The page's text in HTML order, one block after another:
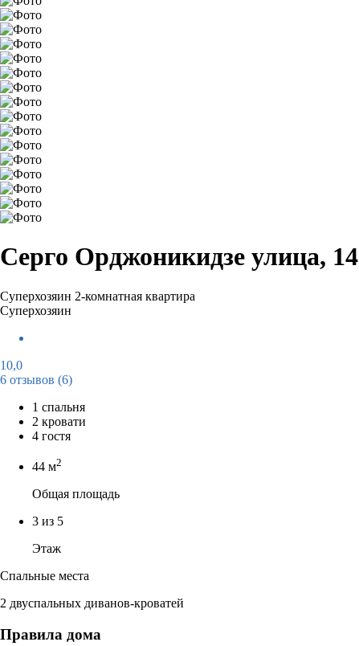
Серго Орджоникидзе улица, 14
Суперхозяин 2-комнатная квартира
Суперхозяин
10,0
6 отзывов (6)
1 спальня
2 кровати
4 гостя
44 м2
Общая площадь
3 из 5
Этаж
Спальные места
2 двуспальных диванов-кроватей
Правила дома